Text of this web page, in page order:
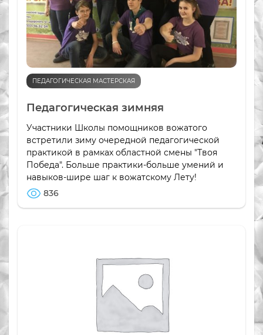
ПЕДАГОГИЧЕСКАЯ МАСТЕРСКАЯ
Педагогическая зимняя
Участники Школы помощников вожатого
встретили зиму очередной педагогической
практикой в рамках областной смены "Твоя
Победа". Больше практики-больше умений и
навыков-шире шаг к вожатскому Лету!
836